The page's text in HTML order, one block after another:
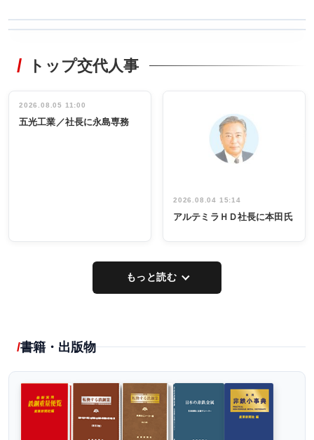
非鉄業界で
インタビュ
ー／社内ア
タックトレー
祝う 業界関
係者ら220人
出席
トップ交代人事
2026.08.05 11:00
五光工業／社長に永島専務
2026.08.04 15:14
アルテミラＨＤ社長に本田氏
もっと読む
書籍・出版物